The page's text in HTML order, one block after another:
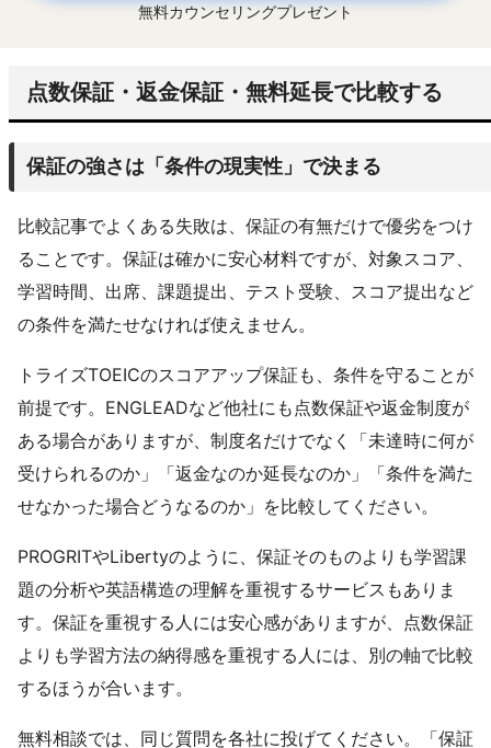
無料カウンセリングプレゼント
点数保証・返金保証・無料延長で比較する
保証の強さは「条件の現実性」で決まる
比較記事でよくある失敗は、保証の有無だけで優劣をつけ
ることです。保証は確かに安心材料ですが、対象スコア、
学習時間、出席、課題提出、テスト受験、スコア提出など
の条件を満たせなければ使えません。
トライズTOEICのスコアアップ保証も、条件を守ることが
前提です。ENGLEADなど他社にも点数保証や返金制度が
ある場合がありますが、制度名だけでなく「未達時に何が
受けられるのか」「返金なのか延長なのか」「条件を満た
せなかった場合どうなるのか」を比較してください。
PROGRITやLibertyのように、保証そのものよりも学習課
題の分析や英語構造の理解を重視するサービスもありま
す。保証を重視する人には安心感がありますが、点数保証
よりも学習方法の納得感を重視する人には、別の軸で比較
するほうが合います。
無料相談では、同じ質問を各社に投げてください。「保証